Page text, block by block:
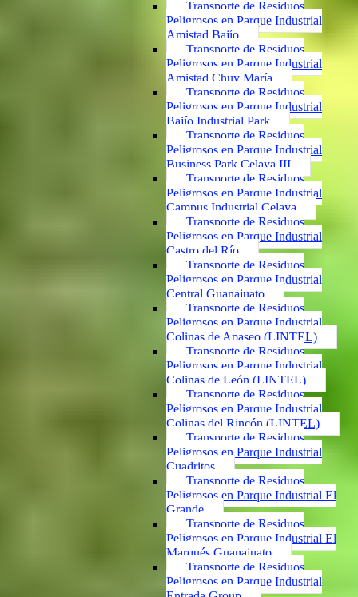
Transporte de Residuos
Peligrosos en Parque Industrial
Amistad Bajío
Transporte de Residuos
Peligrosos en Parque Industrial
Amistad Chuy María
Transporte de Residuos
Peligrosos en Parque Industrial
Bajío Industrial Park
Transporte de Residuos
Peligrosos en Parque Industrial
Business Park Celaya III
Transporte de Residuos
Peligrosos en Parque Industrial
Campus Industrial Celaya
Transporte de Residuos
Peligrosos en Parque Industrial
Castro del Río
Transporte de Residuos
Peligrosos en Parque Industrial
Central Guanajuato
Transporte de Residuos
Peligrosos en Parque Industrial
Colinas de Apaseo (LINTEL)
Transporte de Residuos
Peligrosos en Parque Industrial
Colinas de León (LINTEL)
Transporte de Residuos
Peligrosos en Parque Industrial
Colinas del Rincón (LINTEL)
Transporte de Residuos
Peligrosos en Parque Industrial
Cuadritos
Transporte de Residuos
Peligrosos en Parque Industrial El
Grande
Transporte de Residuos
Peligrosos en Parque Industrial El
Marqués Guanajuato
Transporte de Residuos
Peligrosos en Parque Industrial